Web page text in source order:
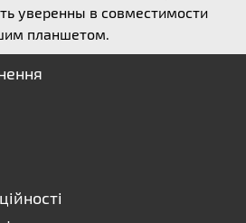
уверенны в совместимости
планшетом.